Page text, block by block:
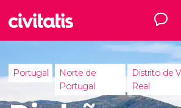
Portugal
Norte de
Portugal
Distrito de
Real